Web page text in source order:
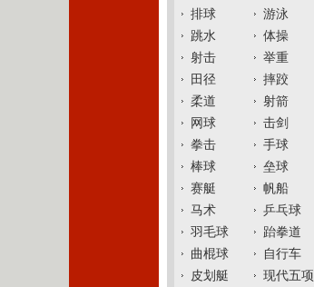
排球
游泳
跳水
体操
射击
举重
田径
摔跤
柔道
射箭
网球
击剑
拳击
手球
棒球
垒球
赛艇
帆船
马术
乒乓球
羽毛球
跆拳道
曲棍球
自行车
皮划艇
现代五项